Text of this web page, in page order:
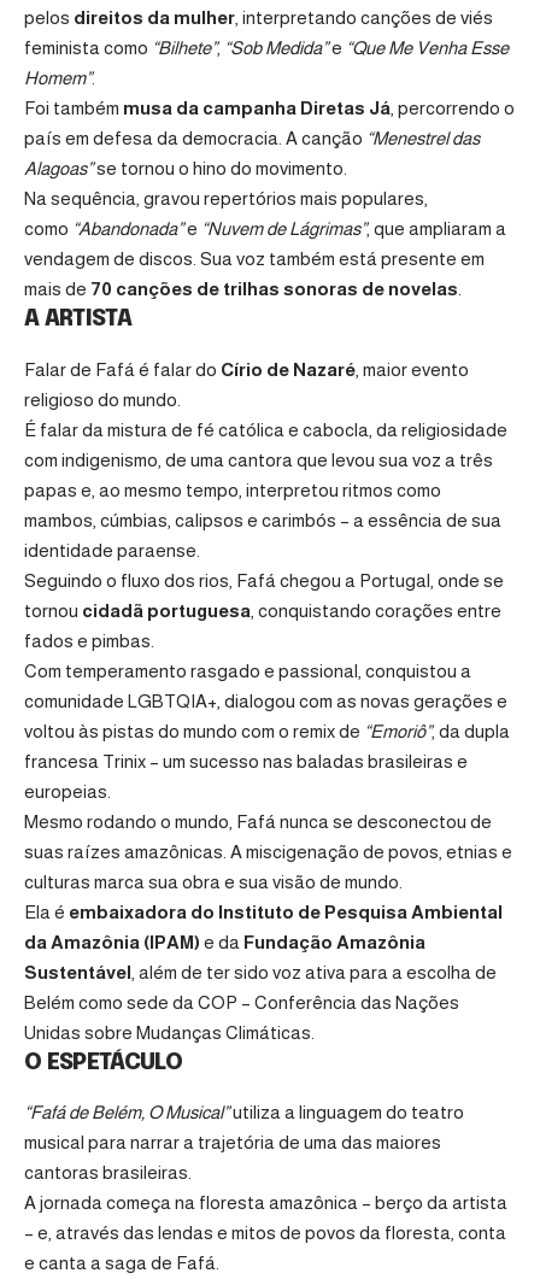
pelos direitos da mulher , interpretando canções de viés
feminista como “Bilhete”, “Sob Medida”e “Que Me Venha Esse
Homem”.
Foi também musa da campanha Diretas Já , percorrendo o
país em defesa da democracia. A canção “Menestrel das
Alagoas”se tornou o hino do movimento.
Na sequência, gravou repertórios mais populares,
como “Abandonada”e “Nuvem de Lágrimas”, que ampliaram a
vendagem de discos. Sua voz também está presente em
mais de 70 canções de trilhas sonoras de novelas
A ARTISTA
Falar de Fafá é falar do Círio de Nazaré , maior evento
religioso do mundo.
É falar da mistura de fé católica e cabocla, da religiosidade
com indigenismo, de uma cantora que levou sua voz a três
papas e, ao mesmo tempo, interpretou ritmos como
mambos, cúmbias, calipsos e carimbós – a essência de sua
identidade paraense.
Seguindo o fluxo dos rios, Fafá chegou a Portugal, onde se
tornou cidadã portuguesa , conquistando corações entre
fados e pimbas.
Com temperamento rasgado e passional, conquistou a
comunidade LGBTQIA+, dialogou com as novas gerações e
voltou às pistas do mundo com o remix de “Emoriô”, da dupla
francesa Trinix – um sucesso nas baladas brasileiras e
europeias.
Mesmo rodando o mundo, Fafá nunca se desconectou de
suas raízes amazônicas. A miscigenação de povos, etnias e
culturas marca sua obra e sua visão de mundo.
Ela é embaixadora do Instituto de Pesquisa Ambiental
da Amazônia (IPAM) e da Fundação Amazônia
Sustentável , além de ter sido voz ativa para a escolha de
Belém como sede da COP – Conferência das Nações
Unidas sobre Mudanças Climáticas.
O ESPETÁCULO
“Fafá de Belém, O Musical”utiliza a linguagem do teatro
musical para narrar a trajetória de uma das maiores
cantoras brasileiras.
A jornada começa na floresta amazônica – berço da artista
– e, através das lendas e mitos de povos da floresta, conta
e canta a saga de Fafá.